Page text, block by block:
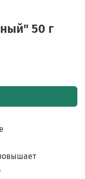
50 г